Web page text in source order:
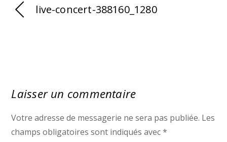
live-concert-388160_1280
Laisser un commentaire
Votre adresse de messagerie ne sera pas publiée. Les
champs obligatoires sont indiqués avec*